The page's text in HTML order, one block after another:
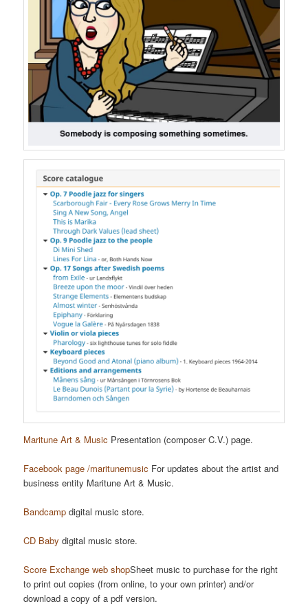
Maritune Art & Music Presentation (composer C.V.) page.
Facebook page /maritunemusic For updates about the artist and
business entity Maritune Art & Music.
Bandcamp digital music store.
CD Baby digital music store.
Score Exchange web shopSheet music to purchase for the right
to print out copies (from online, to your own printer) and/or
download a copy of a pdf version.